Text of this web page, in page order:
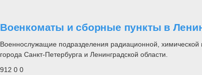
Военкоматы и сборные пункты в
Военнослужащие подразделения радиационной, химической
города Санкт-Петербурга и Ленинградской области.
912 0 0